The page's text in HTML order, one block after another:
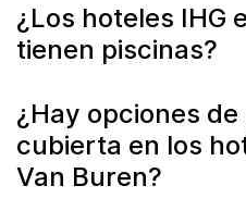
¿Los hoteles IHG
tienen piscinas?
¿Hay opciones de
cubierta en los
Van Buren?